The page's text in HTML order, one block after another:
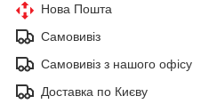
Нова Пошта
Самовивіз
Самовивіз з нашого офісу
Доставка по Києву